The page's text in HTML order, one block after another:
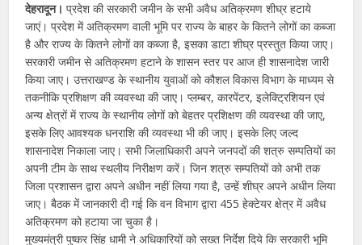
देहरादून। प्रदेश की सरकारी जमीन के सभी अवैध अतिक्रमण शीघ्र हटाये
जाएं। प्रदेश में अतिक्रमण वाली भूमि पर राज्य के बाहर के कितने लोगों का कब्जा
है और राज्य के कितने लोगों का कब्जा है, इसका डाटा शीघ्र प्रस्तुत किया जाए।
सरकारी जमीन से अतिक्रमण हटाने के शासन स्तर पर आज ही शासनादेश जारी
किया जाए। उत्तराखण्ड के स्थानीय युवाओं को कौशल विकास विभाग के माध्यम से
तकनीकि प्रशिक्षण की व्यवस्था की जाए। प्लम्बर, कारपेंटर, इलेक्ट्रिशियन एवं
अन्य क्षेत्रों में राज्य के स्थानीय लोगों को बेहतर प्रशिक्षण की व्यवस्था की जाए,
इसके लिए आवश्यक धनराशि की व्यवस्था भी की जाए। इसके लिए जल्द
शासनादेश निकाला जाए। सभी जिलाधिकारी अपने जनपदों की शत्रु सम्पतियों का
अपनी टीम के साथ स्थलीय निरीक्षण करें। जिन शत्रु सम्पतियों को अभी तक
जिला प्रशासन द्वारा अपने अधीन नहीं लिया गया है, उन्हें शीघ्र अपने अधीन लिया
जाए। बैठक में जानकारी दी गई कि वन विभाग द्वारा 455 हेक्टेयर क्षेत्र में अवैध
अतिक्रमण को हटाया जा चुका है।
मुख्यमंत्री पुष्कर सिंह धामी ने अधिकारियों को सख्त निर्देश दिये कि सरकारी भूमि